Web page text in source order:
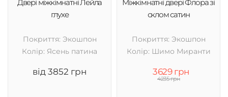
Двері міжкімнатні Лейла
глухе
Покриття: Экошпон
Колір: Ясень патина
від 3852 грн
Міжкімнатні двері Флора зі
склом сатин
Покриття: Экошпон
Колір: Шимо Миранти
3629 грн
4235 грн